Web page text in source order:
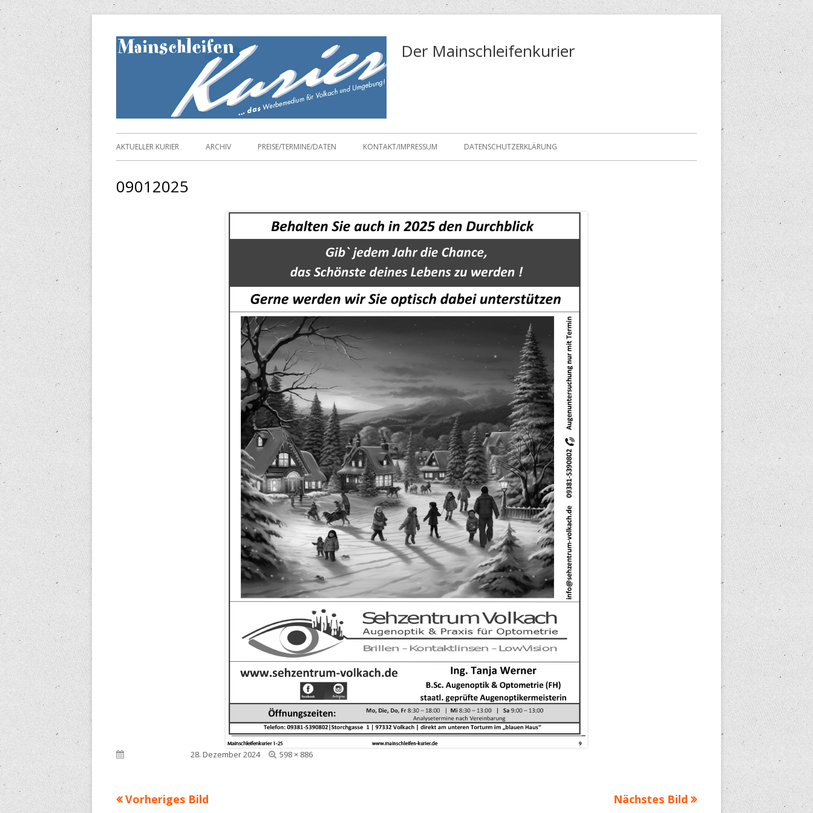
Springe
zum
Inhalt
Der Mainschleifenkurier
Primäres
AKTUELLER KURIER ARCHIV PREISE/TERMINE/DATEN KONTAKT/IMPRESSUM DATENSCHUTZERKLÄRUNG
09012025
Veröffentlicht am28. Dezember 2024
Volle
598 × 886
Vorheriges Bild Nächstes Bild